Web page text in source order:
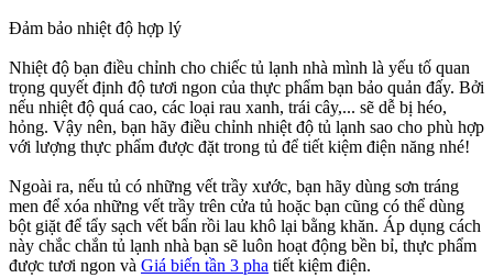
Đảm bảo nhiệt độ hợp lý
Nhiệt độ bạn điều chỉnh cho chiếc tủ lạnh nhà mình là yếu tố quan
trọng quyết định độ tươi ngon của thực phẩm bạn bảo quản đấy. Bởi
nếu nhiệt độ quá cao, các loại rau xanh, trái cây,... sẽ dễ bị héo,
hỏng. Vậy nên, bạn hãy điều chỉnh nhiệt độ tủ lạnh sao cho phù hợp
với lượng thực phẩm được đặt trong tủ để tiết kiệm điện năng nhé!
Ngoài ra, nếu tủ có những vết trầy xước, bạn hãy dùng sơn tráng
men để xóa những vết trầy trên cửa tủ hoặc bạn cũng có thể dùng
bột giặt để tẩy sạch vết bẩn rồi lau khô lại bằng khăn. Áp dụng cách
này chắc chắn tủ lạnh nhà bạn sẽ luôn hoạt động bền bỉ, thực phẩm
được tươi ngon và Giá biến tần 3 pha tiết kiệm điện.